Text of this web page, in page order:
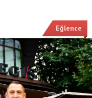
Eğlence